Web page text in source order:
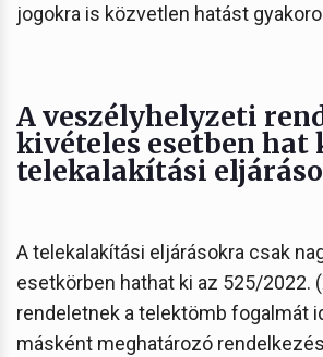
jogokra is közvetlen hatást
A veszélyhelyzeti
kivételes esetben hat
telekalakítási
A telekalakítási eljárásokra csak
esetkörben hathat ki az 525/2022.
rendeletnek a telektömb fogalmát
másként meghatározó